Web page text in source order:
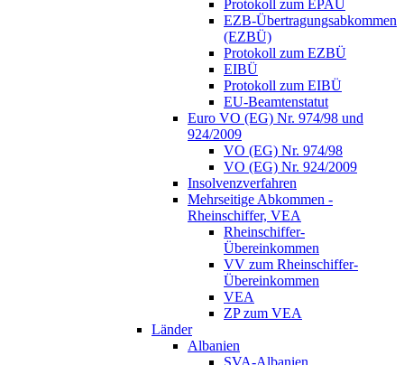
Protokoll zum EPAÜ
EZB-Übertragungsabkommen
(EZBÜ)
Protokoll zum EZBÜ
EIBÜ
Protokoll zum EIBÜ
EU-Beamtenstatut
Euro VO (EG) Nr. 974/98 und
924/2009
VO (EG) Nr. 974/98
VO (EG) Nr. 924/2009
Insolvenzverfahren
Mehrseitige Abkommen -
Rheinschiffer, VEA
Rheinschiffer-
Übereinkommen
VV zum Rheinschiffer-
Übereinkommen
VEA
ZP zum VEA
Länder
Albanien
SVA-Albanien